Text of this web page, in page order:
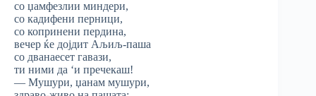
со џамфезлии миндери,
со кадифени перници,
со копринени пердина,
вечер ќе дојдит Аљиљ-паша
со дванаесет гавази,
ти ними да ‘и пречекаш!
— Мушури, џанам мушури,